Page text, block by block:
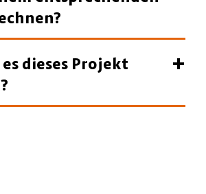
dieses Projekt